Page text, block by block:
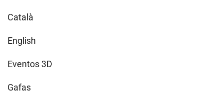
Català
English
Eventos 3D
Gafas